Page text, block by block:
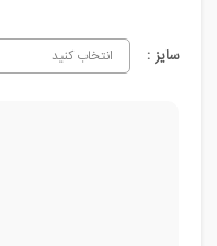
سایز : انتخاب کنید